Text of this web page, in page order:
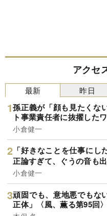
アクセ
最新
孫正義が「顔も見たくな
ト事業責任者に抜擢した
小倉健一
「好きなことを仕事に
正論すぎて、ぐうの音も
小倉健一
頑固でも、意地悪でも
正体」〈風、薫る第95回〉
昨日